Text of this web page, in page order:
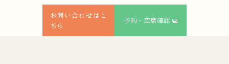
お問い合わせはこ
ちら
予約・空席確認
© 2026 茨城県つくば市の美容院ならCAINA ALL RIGHTS RESERVED.